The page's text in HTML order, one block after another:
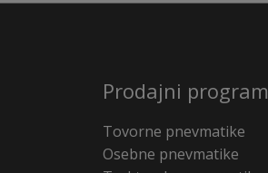
Prodajni program
Tovorne pnevmatike
Osebne pnevmatike